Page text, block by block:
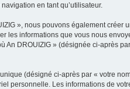
en tant qu’utilisateur.
», nous pouvons également
les informations que vous nous
An DROUIZIG » (désignée ci-après
(désigné ci-après par « votre
personnelle. Les informations de